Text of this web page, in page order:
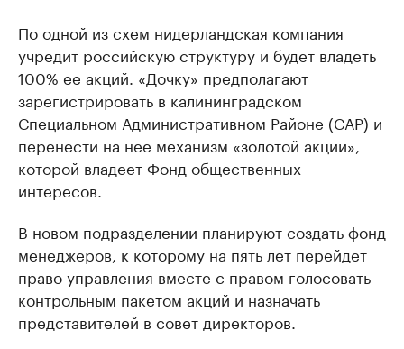
По одной из схем нидерландская компания
учредит российскую структуру и будет владеть
100% ее акций. «Дочку» предполагают
зарегистрировать в калининградском
Специальном Административном Районе (САР) и
перенести на нее механизм «золотой акции»,
которой владеет Фонд общественных
интересов.
В новом подразделении планируют создать фонд
менеджеров, к которому на пять лет перейдет
право управления вместе с правом голосовать
контрольным пакетом акций и назначать
представителей в совет директоров.